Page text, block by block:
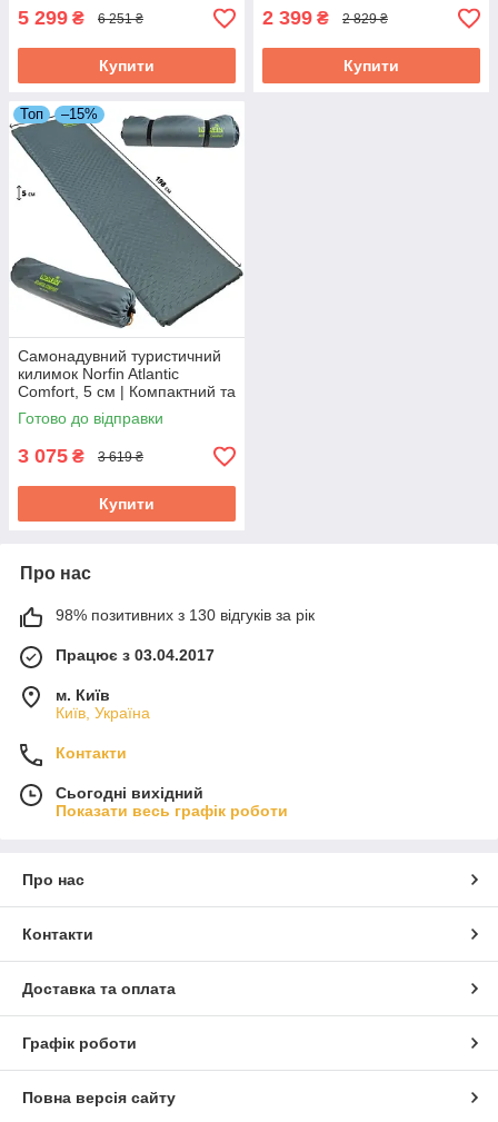
5 299 ₴ 6 251 ₴
Купити
2 399 ₴ 2 829 ₴
Купити
Топ –15%
Самонадувний туристичний
килимок Norfin Atlantic
Comfort, 5 см | Компактний та
комфортний каремат для
ідеального сну на природі
Готово до відправки
3 075 ₴ 3 619 ₴
Купити
Про нас
98% позитивних з 130 відгуків за рік
Працює з 03.04.2017
м. Київ
Київ, Україна
Контакти
Сьогодні вихідний
Показати весь графік роботи
Про нас
Контакти
Доставка та оплата
Графік роботи
Повна версія сайту